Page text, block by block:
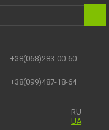
+38(068)283-00-60
+38(099)487-18-64
RU
UA